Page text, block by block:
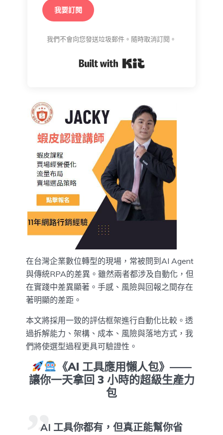
我要訂閱
我們不會向您發送垃圾郵件。隨時取消訂閱。
在台灣企業數位轉型的現場，常被問到AI Agent
與傳統RPA的差異。雖然兩者都涉及自動化，但
在實踐中差異顯著。手感、風險與回報之間存在
著明顯的差距。
本文將採用一致的評估框架進行自動化比較。透
過拆解能力、架構、成本、風險與落地方式，我
們將使選型過程更具可驗證性。
《AI 工具應用懶人包》——
讓你一天拿回 3 小時的超級生產力
包
AI 工具你都有，但真正能幫你省